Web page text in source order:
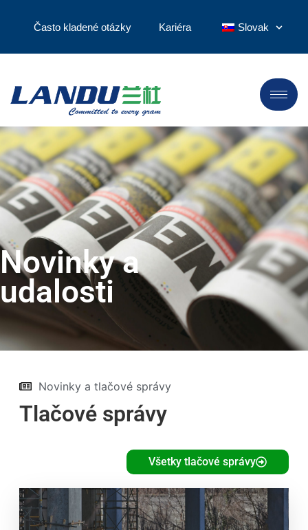
Často kladené otázky Kariéra Slovak
Novinky a
udalosti
Novinky a tlačové správy
Tlačové správy
Všetky tlačové správy